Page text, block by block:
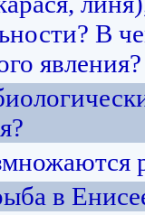
В
явления?
в